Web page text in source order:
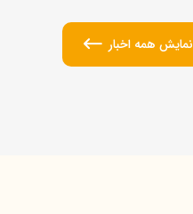
نمایش همه اخبار